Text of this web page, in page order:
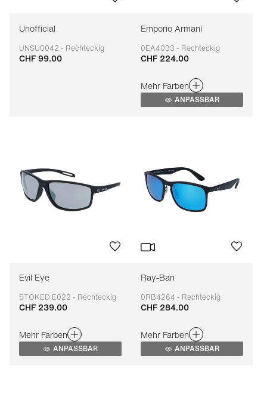
Unofficial
UNSU0042 - Rechteckig
Anpassbar
CHF 99.00
Emporio Armani
0EA4033 - Rechteckig
Anpassbar
CHF 224.00
Mehr Farben
ANPASSBAR
Evil Eye
STOKED E022 - Rechteckig
Anpassbar
CHF 239.00
Mehr Farben
ANPASSBAR
Ray-Ban
0RB4264 - Rechteckig
Anpassbar
CHF 284.00
Mehr Farben
ANPASSBAR